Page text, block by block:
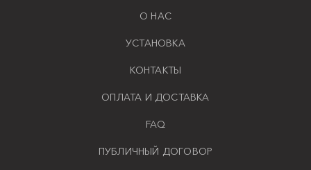
О НАС
УСТАНОВКА
КОНТАКТЫ
ОПЛАТА И ДОСТАВКА
FAQ
ПУБЛИЧНЫЙ ДОГОВОР